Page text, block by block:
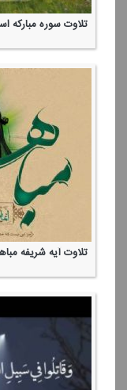
تلاوت سوره مباركه
تلاوت آیه شریفه